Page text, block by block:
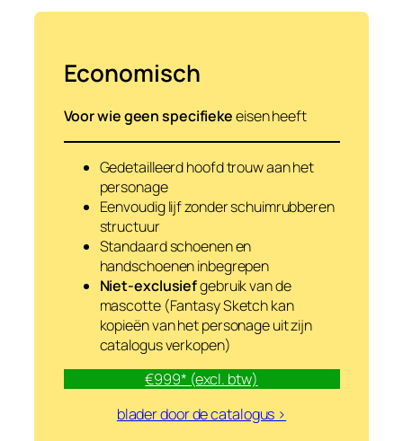
Economisch
Voor wie geen specifiekeeisen heeft
Gedetailleerd hoofd trouw aan het
personage
Eenvoudig lijf zonder schuimrubberen
structuur
Standaard schoenen en
handschoenen inbegrepen
Niet-exclusiefgebruik van de
mascotte (Fantasy Sketch kan
kopieën van het personage uit zijn
catalogus verkopen)
€999* (excl. btw)
blader door de catalogus >